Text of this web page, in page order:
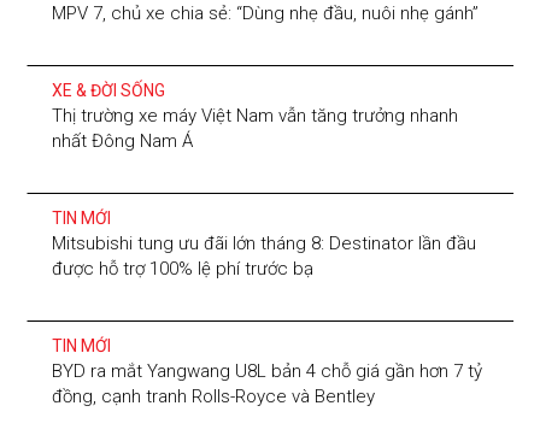
MPV 7, chủ xe chia sẻ: “Dùng nhẹ đầu, nuôi nhẹ gánh”
XE & ĐỜI SỐNG
Thị trường xe máy Việt Nam vẫn tăng trưởng nhanh
nhất Đông Nam Á
TIN MỚI
Mitsubishi tung ưu đãi lớn tháng 8: Destinator lần đầu
được hỗ trợ 100% lệ phí trước bạ
TIN MỚI
BYD ra mắt Yangwang U8L bản 4 chỗ giá gần hơn 7 tỷ
đồng, cạnh tranh Rolls-Royce và Bentley